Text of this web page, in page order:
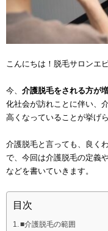
こんにちは！脱毛サロンエ
今、 介護脱毛をされる方が
化社会が訪れことに伴い、
高くなっていることが挙げら
介護脱毛と言っても、良く
で、今回は介護脱毛の定義
などを書いていきます。
目次
■介護脱毛の範囲